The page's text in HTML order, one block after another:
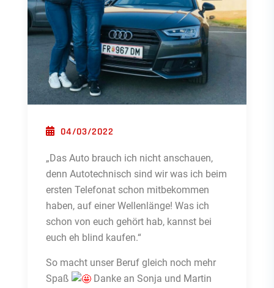
POSTED ON
04/03/2022
„Das Auto brauch ich nicht anschauen,
denn Autotechnisch sind wir was ich beim
ersten Telefonat schon mitbekommen
haben, auf einer Wellenlänge! Was ich
schon von euch gehört hab, kannst bei
euch eh blind kaufen.“
So macht unser Beruf gleich noch mehr
Spaß
Danke an Sonja und Martin